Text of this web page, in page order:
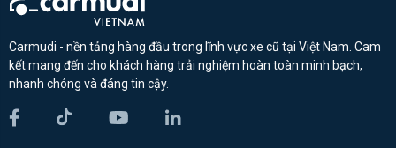
Carmudi - nền tảng hàng đầu trong lĩnh vực xe cũ tại Việt Nam. Cam
kết mang đến cho khách hàng trải nghiệm hoàn toàn minh bạch,
nhanh chóng và đáng tin cậy.